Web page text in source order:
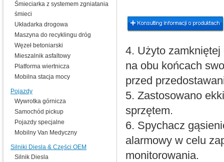
4. Użyto zamkniętej
na obu końcach
przed
5. Zastosowano
sprzętem.
6. Spychacz
alarmowy w celu
monitorowania.
Śmieciarka z systemem zgniatania
śmieci
Układarka drogowa
Maszyna do recyklingu dróg
Węzeł betoniarski
Mieszalnik asfaltowy
Platforma wiertnicza
Mobilna stacja mocy
Pojazdy
Wywrotka górnicza
Samochód pickup
Pojazdy specjalne
Mobilny Van Medyczny
Silniki Diesla & Części OEM
Silnik Diesla